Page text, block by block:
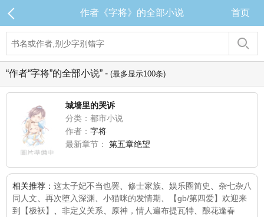
作者《字将》的全部小说 首页
“作者“字将”的全部小说” - (最多显示100条)
城墙里的哭诉
分类：都市小说
作者： 字将
最新章节：
第五章绝望
相关推荐： 这太子妃不当也罢 修士家族 娱乐圈简史
杂七杂八
同人文
再次堕入深渊 小猫咪的发情期
【gb/第四爱】欢迎来
到【极袄】
非定义关系 原神，情人遍布提瓦特 酿花逢春